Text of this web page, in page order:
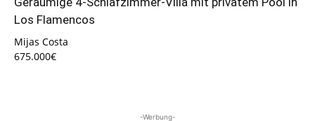
Los Flamencos
Mijas Costa
675.000€
-Werbung-